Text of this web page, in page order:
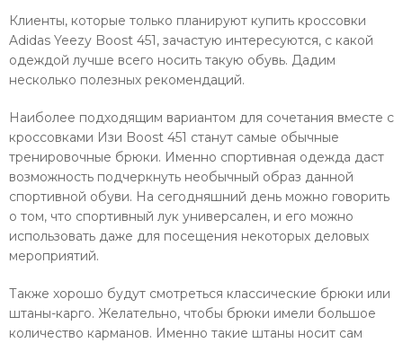
Клиенты, которые только планируют купить кроссовки
Adidas Yeezy Boost 451, зачастую интересуются, с какой
одеждой лучше всего носить такую обувь. Дадим
несколько полезных рекомендаций.
Наиболее подходящим вариантом для сочетания вместе с
кроссовками Изи Boost 451 станут самые обычные
тренировочные брюки. Именно спортивная одежда даст
возможность подчеркнуть необычный образ данной
спортивной обуви. На сегодняшний день можно говорить
о том, что спортивный лук универсален, и его можно
использовать даже для посещения некоторых деловых
мероприятий.
Также хорошо будут смотреться классические брюки или
штаны-карго. Желательно, чтобы брюки имели большое
количество карманов. Именно такие штаны носит сам